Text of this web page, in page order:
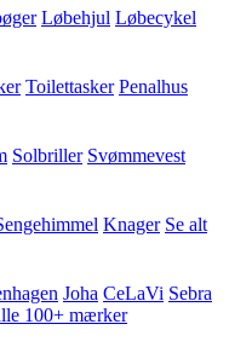
Løbehjul Løbecykel
Toilettasker Penalhus
Solbriller Svømmevest
Knager Se alt
Joha CeLaVi Sebra
100+ mærker